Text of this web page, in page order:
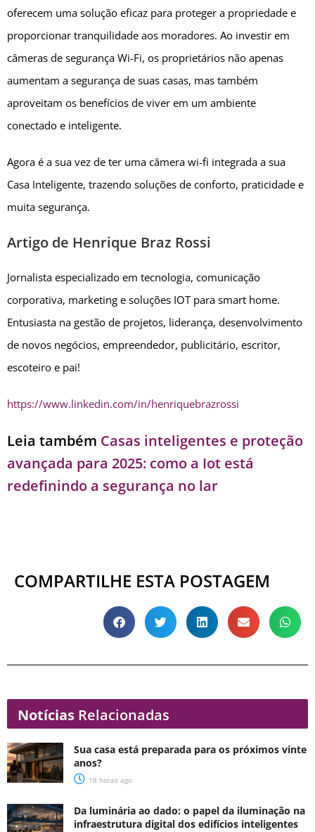
oferecem uma solução eficaz para proteger a propriedade e
proporcionar tranquilidade aos moradores. Ao investir em
câmeras de segurança Wi-Fi, os proprietários não apenas
aumentam a segurança de suas casas, mas também
aproveitam os benefícios de viver em um ambiente
conectado e inteligente.
Agora é a sua vez de ter uma câmera wi-fi integrada a sua
Casa Inteligente, trazendo soluções de conforto, praticidade e
muita segurança.
Artigo de Henrique Braz Rossi
Jornalista especializado em tecnologia, comunicação
corporativa, marketing e soluções IOT para smart home.
Entusiasta na gestão de projetos, liderança, desenvolvimento
de novos negócios, empreendedor, publicitário, escritor,
escoteiro e pai!
https://www.linkedin.com/in/henriquebrazrossi
Leia também Casas inteligentes e proteção
avançada para 2025: como a Iot está
redefinindo a segurança no lar
COMPARTILHE ESTA POSTAGEM
Notícias Relacionadas
Sua casa está preparada para os próximos vinte
anos?
18 horas ago
Da luminária ao dado: o papel da iluminação na
infraestrutura digital dos edifícios inteligentes